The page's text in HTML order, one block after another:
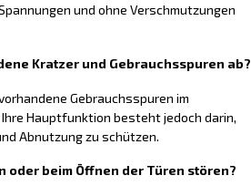
und ohne Verschmutzungen
Kratzer und Gebrauchsspuren ab?
Gebrauchsspuren im
Hauptfunktion besteht jedoch darin,
Abnutzung zu schützen.
oder beim Öffnen der Türen stören?